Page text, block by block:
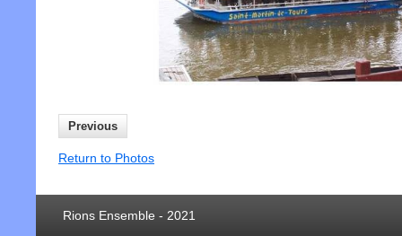
Previous
Return to Photos
Rions Ensemble - 2021